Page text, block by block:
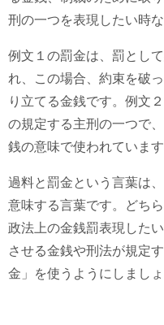
刑の一つを表現したい時
例文１の罰金は、罰とし
れ、この場合、約束を破
り立てる金銭です。例文
の規定する主刑の一つで
銭の意味で使われています
過料と罰金という言葉は
意味する言葉です。どち
政法上の金銭罰表現した
させる金銭や刑法が規定
金」を使うようにしましょ